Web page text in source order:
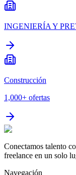
INGENIERÍA Y
Construcción
1,000+ ofertas
Conectamos talento
freelance en un solo
Navegación